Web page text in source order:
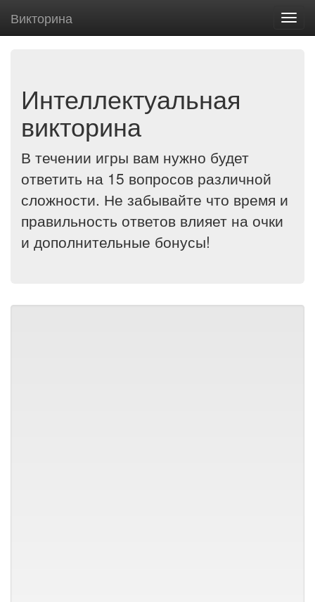
Меню
Викторина
Интеллектуальная
викторина
В течении игры вам нужно будет
ответить на 15 вопросов различной
сложности. Не забывайте что время и
правильность ответов влияет на очки
и дополнительные бонусы!